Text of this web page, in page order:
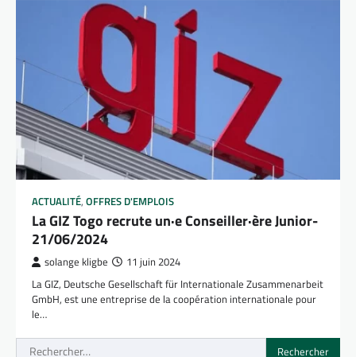
ACTUALITÉ, OFFRES D'EMPLOIS
La GIZ Togo recrute un·e Conseiller·ère Junior-
21/06/2024
solange kligbe 11 juin 2024
La GIZ, Deutsche Gesellschaft für Internationale Zusammenarbeit
GmbH, est une entreprise de la coopération internationale pour
le…
Rechercher :